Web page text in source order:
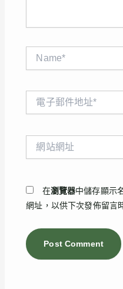
在瀏覽器中儲存顯示
網址，以供下次發佈留言